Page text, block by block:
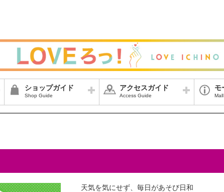
ショップガイド
Shop Guide
アクセスガイド
Access Guide
モ
天気を気にせず、毎日があそび日和